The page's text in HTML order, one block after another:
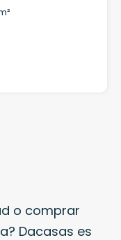
o comprar
Dacasas es